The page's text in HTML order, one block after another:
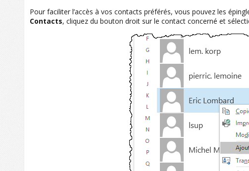
Pour faciliter l’accès à vos contacts préférés, vous pouvez les
Contacts, cliquez du bouton droit sur le contact concerné et